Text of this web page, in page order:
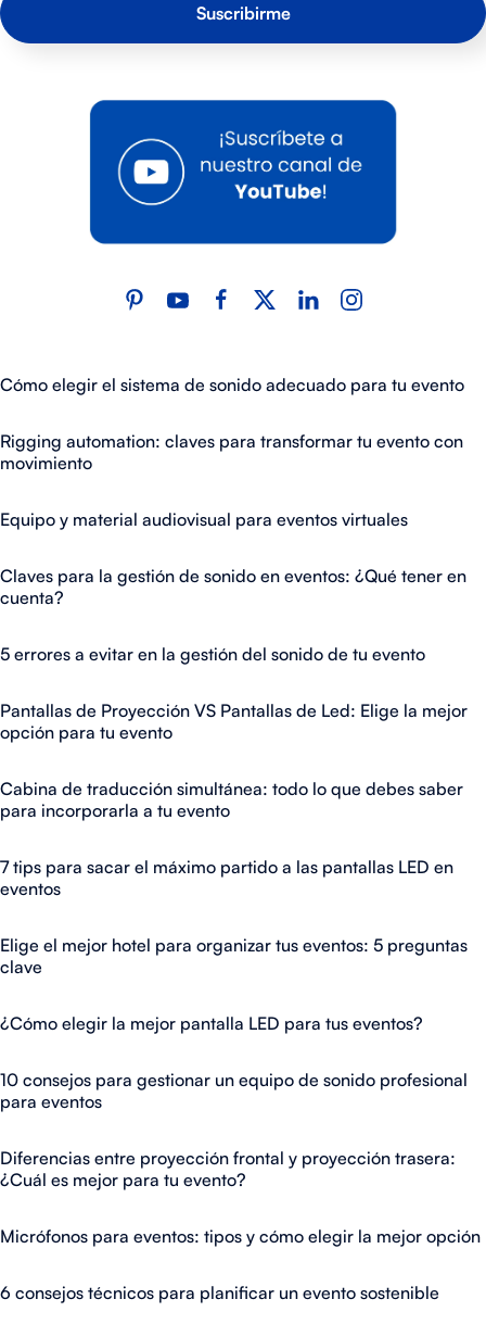
Cómo elegir el sistema de sonido adecuado para tu evento
Rigging automation: claves para transformar tu evento con
movimiento
Equipo y material audiovisual para eventos virtuales
Claves para la gestión de sonido en eventos: ¿Qué tener en
cuenta?
5 errores a evitar en la gestión del sonido de tu evento
Pantallas de Proyección VS Pantallas de Led: Elige la mejor
opción para tu evento
Cabina de traducción simultánea: todo lo que debes saber
para incorporarla a tu evento
7 tips para sacar el máximo partido a las pantallas LED en
eventos
Elige el mejor hotel para organizar tus eventos: 5 preguntas
clave
¿Cómo elegir la mejor pantalla LED para tus eventos?
10 consejos para gestionar un equipo de sonido profesional
para eventos
Diferencias entre proyección frontal y proyección trasera:
¿Cuál es mejor para tu evento?
Micrófonos para eventos: tipos y cómo elegir la mejor opción
6 consejos técnicos para planificar un evento sostenible